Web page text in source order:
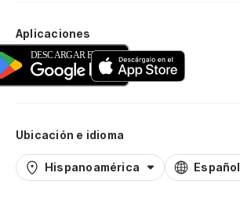
Aplicaciones
Ubicación e idioma
Hispanoamérica Español